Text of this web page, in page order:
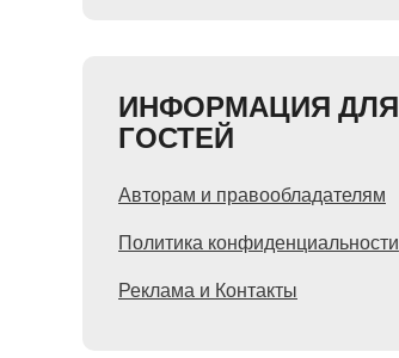
ИНФОРМАЦИЯ ДЛЯ
ГОСТЕЙ
Авторам и правообладателям
Политика конфиденциальности
Реклама и Контакты